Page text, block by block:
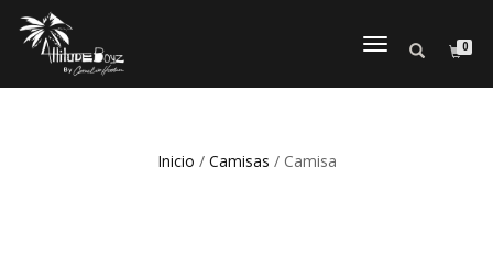
CAMBIAR
0
Inicio / Camisas / Camisa